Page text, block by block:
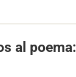
al poema: